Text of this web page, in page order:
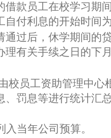
款员工在校学习期
付利息的开始时间
过后，休学期间的
有关手续之日的下月
校员工资助管理中
罚息等进行统计汇
当年公司预算。